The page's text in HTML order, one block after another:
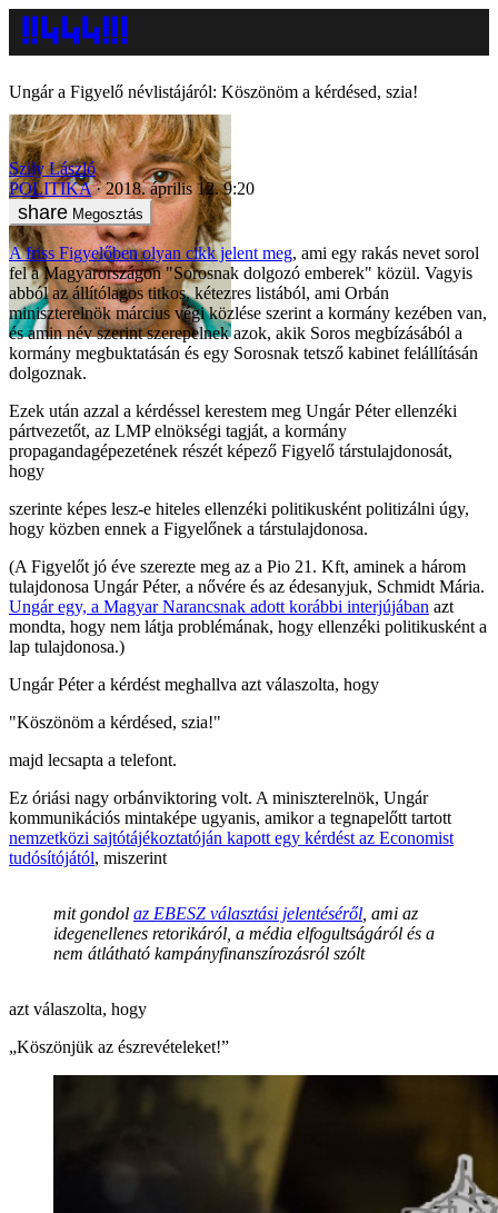
Ungár a Figyelő névlistájáról: Köszönöm a kérdésed, szia!
Szily László
POLITIKA
2018. április 12. 9:20
Megosztás
A friss Figyelőben olyan cikk jelent meg, ami egy rakás nevet sorol
fel a Magyarországon "Sorosnak dolgozó emberek" közül. Vagyis
abból az állítólagos titkos, kétezres listából, ami Orbán
miniszterelnök március végi közlése szerint a kormány kezében van,
és amin név szerint szerepelnek azok, akik Soros megbízásából a
kormány megbuktatásán és egy Sorosnak tetsző kabinet felállításán
dolgoznak.
Ezek után azzal a kérdéssel kerestem meg Ungár Péter ellenzéki
pártvezetőt, az LMP elnökségi tagját, a kormány
propagandagépezetének részét képező Figyelő társtulajdonosát,
hogy
szerinte képes lesz-e hiteles ellenzéki politikusként politizálni úgy,
hogy közben ennek a Figyelőnek a társtulajdonosa.
(A Figyelőt jó éve szerezte meg az a Pio 21. Kft, aminek a három
tulajdonosa Ungár Péter, a nővére és az édesanyjuk, Schmidt Mária.
Ungár egy, a Magyar Narancsnak adott korábbi interjújában azt
mondta, hogy nem látja problémának, hogy ellenzéki politikusként a
lap tulajdonosa.)
Ungár Péter a kérdést meghallva azt válaszolta, hogy
"Köszönöm a kérdésed, szia!"
majd lecsapta a telefont.
Ez óriási nagy orbánviktoring volt. A miniszterelnök, Ungár
kommunikációs mintaképe ugyanis, amikor a tegnapelőtt tartott
nemzetközi sajtótájékoztatóján kapott egy kérdést az Economist
tudósítójától, miszerint
mit gondol az EBESZ választási jelentéséről , ami az
idegenellenes retorikáról, a média elfogultságáról és a
nem átlátható kampányfinanszírozásról szólt
azt válaszolta, hogy
„Köszönjük az észrevételeket!”